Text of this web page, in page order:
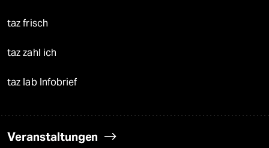
taz frisch
taz zahl ich
taz lab Infobrief
Veranstaltungen